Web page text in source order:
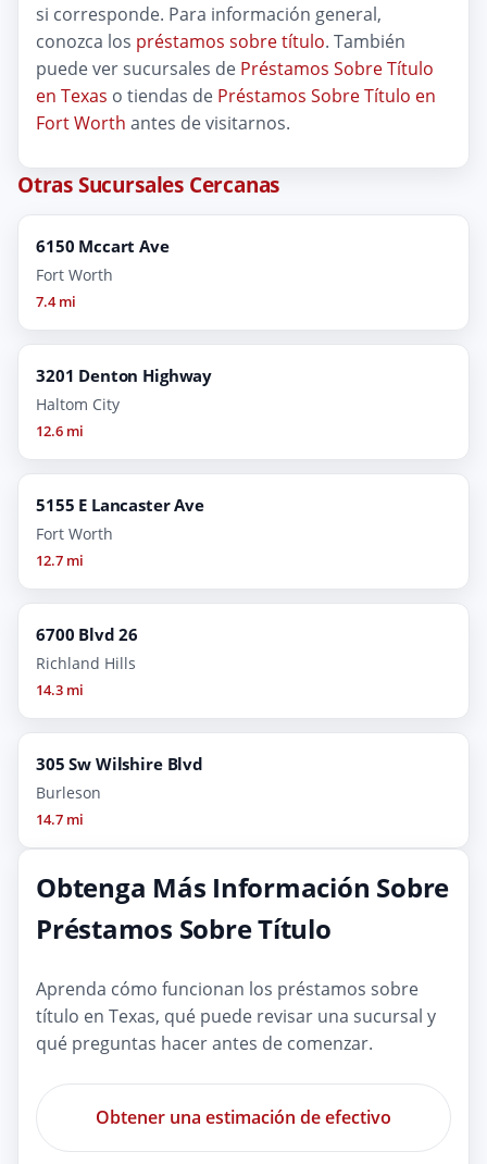
si corresponde. Para información general,
conozca los préstamos sobre título. También
puede ver sucursales de Préstamos Sobre Título
en Texas o tiendas de Préstamos Sobre Título en
Fort Worth antes de visitarnos.
Otras Sucursales Cercanas
6150 Mccart Ave
Fort Worth
7.4 mi
3201 Denton Highway
Haltom City
12.6 mi
5155 E Lancaster Ave
Fort Worth
12.7 mi
6700 Blvd 26
Richland Hills
14.3 mi
305 Sw Wilshire Blvd
Burleson
14.7 mi
Obtenga Más Información Sobre
Préstamos Sobre Título
Aprenda cómo funcionan los préstamos sobre
título en Texas, qué puede revisar una sucursal y
qué preguntas hacer antes de comenzar.
Obtener una estimación de efectivo